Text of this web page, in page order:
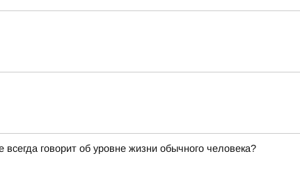
говорит об уровне жизни обычного человека?